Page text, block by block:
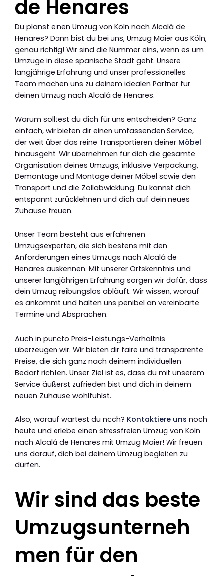
de Henares
Du planst einen Umzug von Köln nach Alcalá de
Henares? Dann bist du bei uns, Umzug Maier aus Köln,
genau richtig! Wir sind die Nummer eins, wenn es um
Umzüge in diese spanische Stadt geht. Unsere
langjährige Erfahrung und unser professionelles
Team machen uns zu deinem idealen Partner für
deinen Umzug nach Alcalá de Henares.
Warum solltest du dich für uns entscheiden? Ganz
einfach, wir bieten dir einen umfassenden Service,
der weit über das reine Transportieren deiner Möbel
hinausgeht. Wir übernehmen für dich die gesamte
Organisation deines Umzugs, inklusive Verpackung,
Demontage und Montage deiner Möbel sowie den
Transport und die Zollabwicklung. Du kannst dich
entspannt zurücklehnen und dich auf dein neues
Zuhause freuen.
Unser Team besteht aus erfahrenen
Umzugsexperten, die sich bestens mit den
Anforderungen eines Umzugs nach Alcalá de
Henares auskennen. Mit unserer Ortskenntnis und
unserer langjährigen Erfahrung sorgen wir dafür, dass
dein Umzug reibungslos abläuft. Wir wissen, worauf
es ankommt und halten uns penibel an vereinbarte
Termine und Absprachen.
Auch in puncto Preis-Leistungs-Verhältnis
überzeugen wir. Wir bieten dir faire und transparente
Preise, die sich ganz nach deinem individuellen
Bedarf richten. Unser Ziel ist es, dass du mit unserem
Service äußerst zufrieden bist und dich in deinem
neuen Zuhause wohlfühlst.
Also, worauf wartest du noch? Kontaktiere uns noch
heute und erlebe einen stressfreien Umzug von Köln
nach Alcalá de Henares mit Umzug Maier! Wir freuen
uns darauf, dich bei deinem Umzug begleiten zu
dürfen.
Wir sind das beste
Umzugsunterneh
men für den